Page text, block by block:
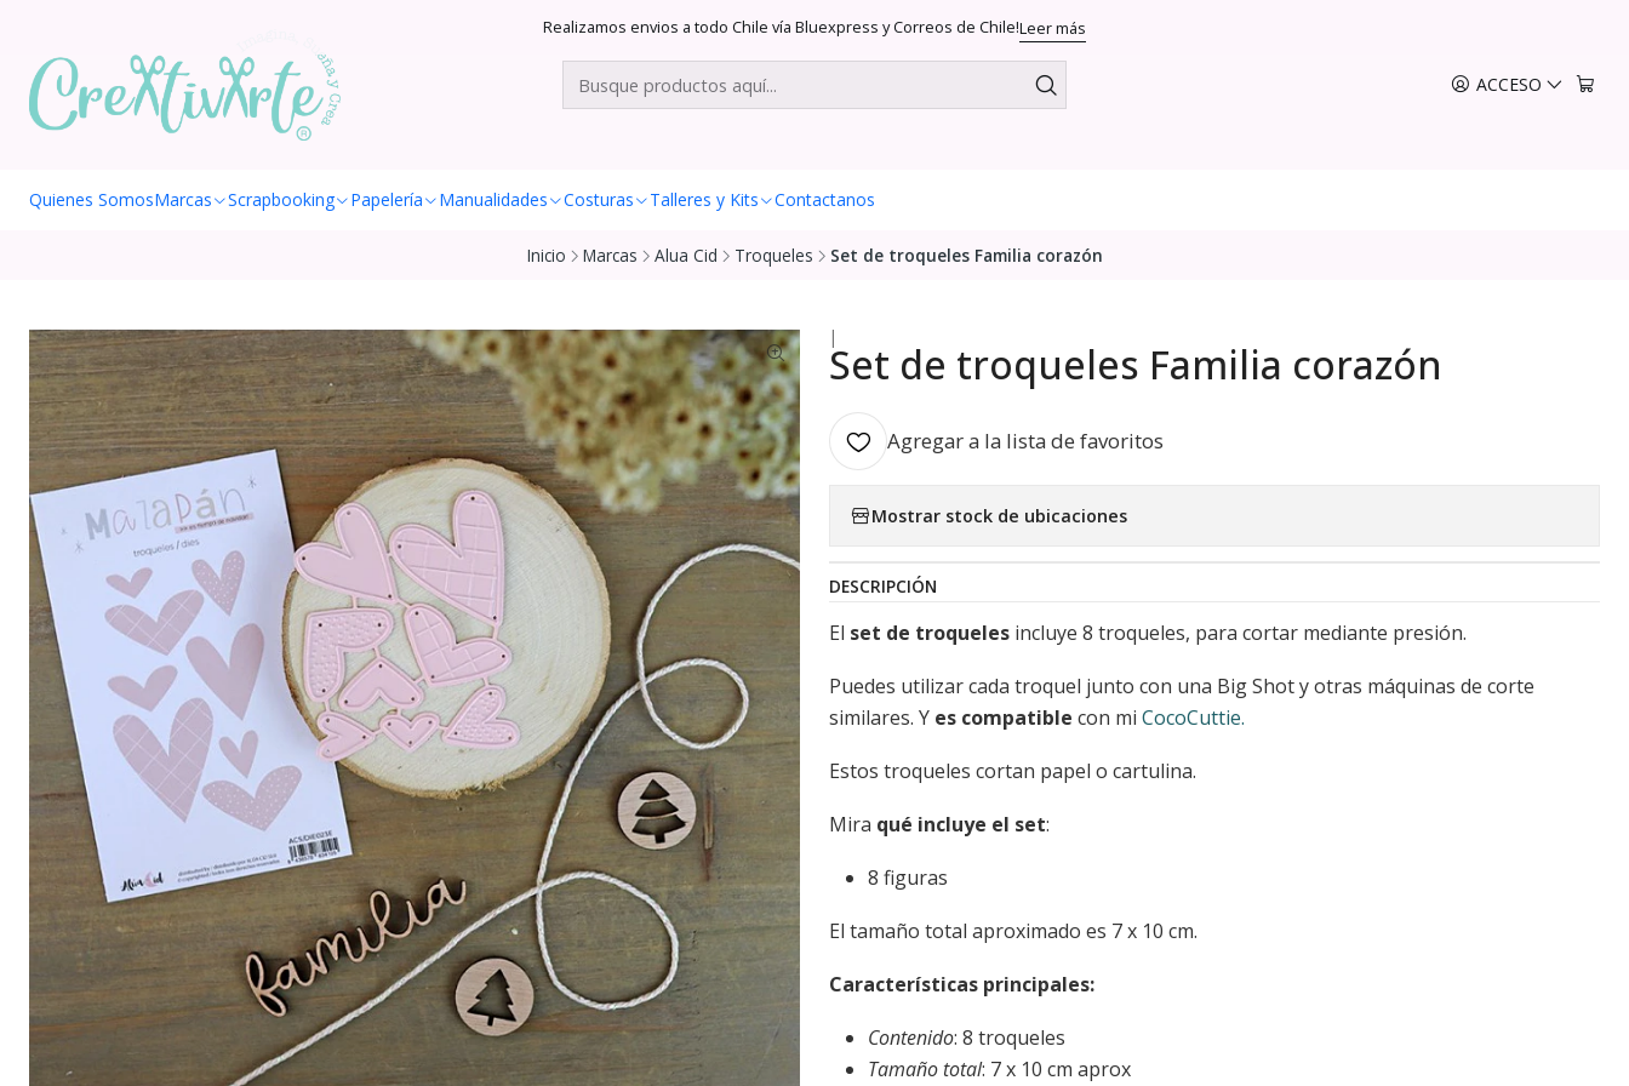
ACCESO
Quienes SomosMarcas Scrapbooking Papelería Manualidades Costuras Talleres y Kits Contactanos
Realizamos envios a todo Chile vía Bluexpress y Correos de Chile!Leer más
Inicio Marcas Alua Cid Troqueles Set de troqueles Familia corazón
|
Set de troqueles Familia corazón
Agregar a la lista de favoritos
Mostrar stock de ubicaciones
DESCRIPCIÓN
El set de troqueles incluye 8 troqueles, para cortar mediante presión.
Puedes utilizar cada troquel junto con una Big Shot y otras máquinas de corte
similares. Y es compatible con mi CocoCuttie.
Estos troqueles cortan papel o cartulina.
Mira qué incluye el set:
8 figuras
El tamaño total aproximado es 7 x 10 cm.
Características principales:
Contenido: 8 troqueles
Tamaño total: 7 x 10 cm aprox